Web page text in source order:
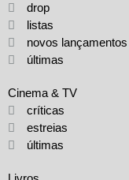
drop
listas
novos lançamentos
últimas
Cinema & TV
críticas
estreias
últimas